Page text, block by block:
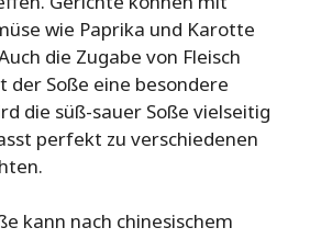
wie Paprika und Karotte
die Zugabe von Fleisch
der Soße eine besondere
die süß-sauer Soße vielseitig
perfekt zu verschiedenen
kann nach chinesischem